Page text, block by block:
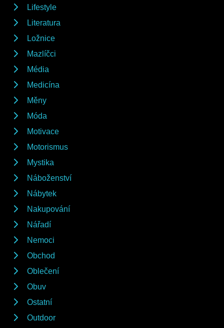
Lifestyle
Literatura
Ložnice
Mazlíčci
Média
Medicína
Měny
Móda
Motivace
Motorismus
Mystika
Náboženství
Nábytek
Nakupování
Nářadí
Nemoci
Obchod
Oblečení
Obuv
Ostatní
Outdoor